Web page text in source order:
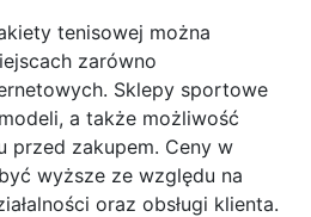
tenisowej można
zarówno
Sklepy sportowe
a także możliwość
przed zakupem. Ceny w
wyższe ze względu na
oraz obsługi klienta.